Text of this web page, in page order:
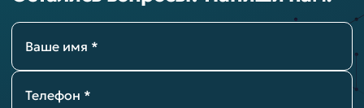
Ваше имя *
Телефон *